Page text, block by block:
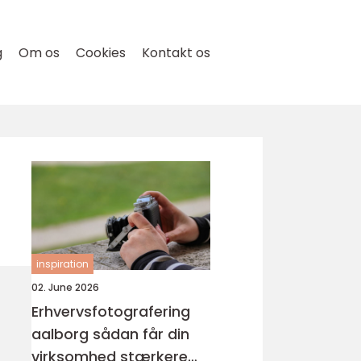
Om os Cookies Kontakt os
inspiration
02. June 2026
Erhvervsfotografering
aalborg sådan får din
virksomhed stærkere